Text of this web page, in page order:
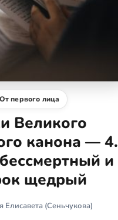
От первого лица
Великого
канона — 4.
и
щедрый
Елисавета (Сеньчукова)